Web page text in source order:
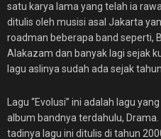
satu karya lama yang telah ia
ditulis oleh musisi asal Jakarta
roadman beberapa band seperti,
Alakazam dan banyak lagi sejak
lagu aslinya sudah ada sejak
Lagu “Evolusi” ini adalah lagu
album bandnya terdahulu,
tadinya lagu ini ditulis di tahun